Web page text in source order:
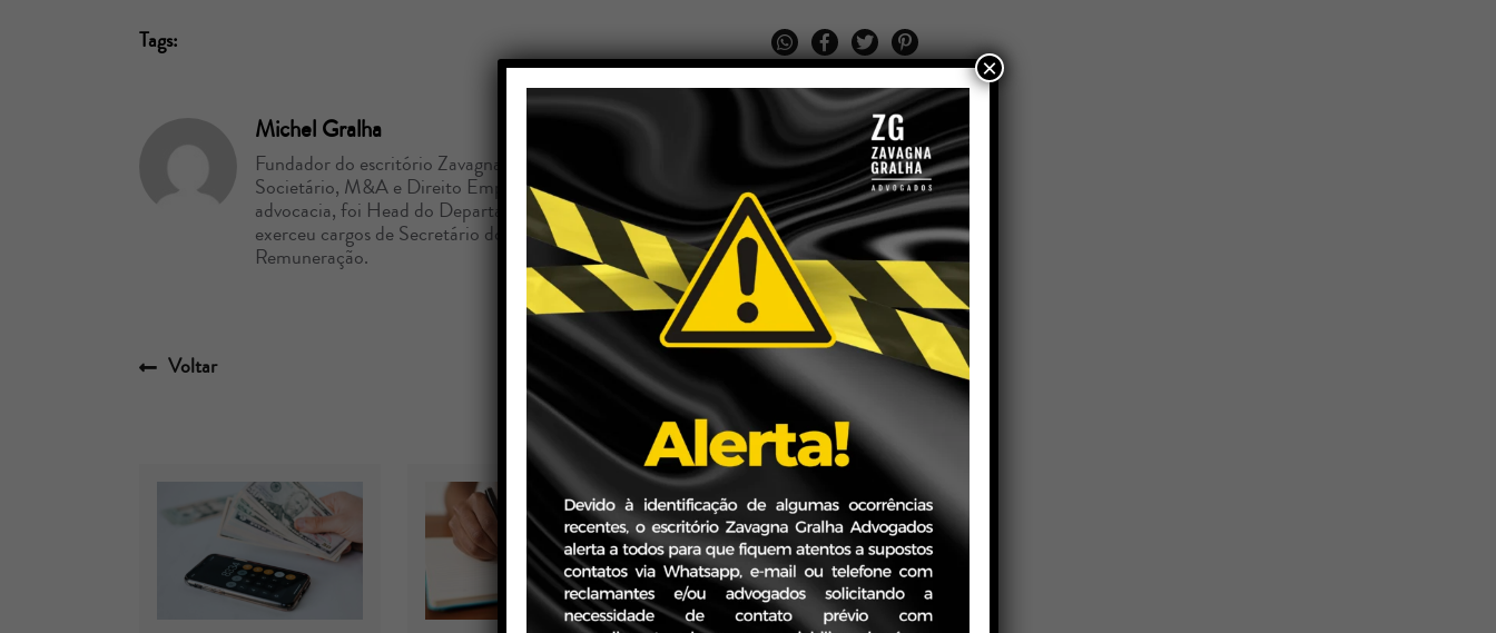
Tags:
Michel Gralha
Fundador do escritório Zavagna Gralha Advogados, é especialista nas áreas de Direito
Societário, M&A e Direito Empresarial. Após oito anos de atuação em escritórios de
advocacia, foi Head do Departamento Jurídico na Lojas Renner, onde também
exerceu cargos de Secretário do Conselho de Administração e do Comitê de
Remuneração.
Voltar
×